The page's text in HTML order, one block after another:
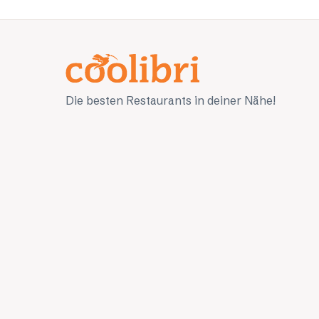
Die besten Restaurants in deiner Nähe!